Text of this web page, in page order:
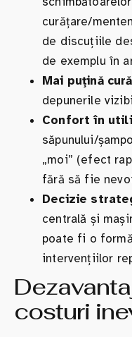
curățare/
de discuțiile
de exemplu în
Mai puțină
depunerile
Confort în
săpunului/
„moi” (efect
fără să fie
Decizie
centrală și
poate fi o
intervențiilor
costuri